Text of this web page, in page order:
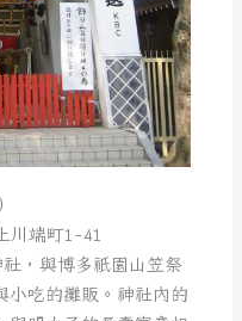
川端町1-41
，與博多祇園山笠祭
小吃的攤販。神社內的